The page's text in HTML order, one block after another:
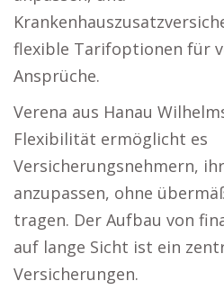
flexible Tarifoptionen für
Ansprüche.
Verena aus Hanau
Flexibilität ermöglicht es
Versicherungsnehmern,
anzupassen, ohne
tragen. Der Aufbau von
auf lange Sicht ist ein
Versicherungen.